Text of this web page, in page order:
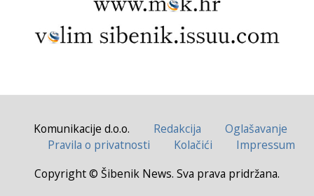
Komunikacije d.o.o. Redakcija
Oglašavanje
Pravila o privatnosti
Kolačići
Impressum
Copyright © Šibenik News. Sva prava pridržana.